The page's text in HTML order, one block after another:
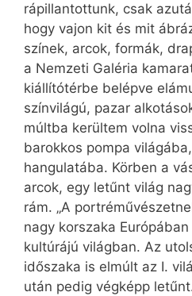
rápillantottunk, csak
hogy vajon kit és mit
színek, arcok, formák,
a Nemzeti Galéria
kiállítótérbe belépve
színvilágú, pazar
múltba kerültem volna
barokkos pompa
hangulatába. Körben a
arcok, egy letűnt világ
rám. „A
nagy korszaka
kultúrájú világban. Az
időszaka is elmúlt az I.
után pedig végképp